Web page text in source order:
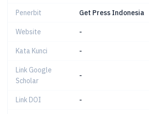
Penerbit Get Press Indonesia
Website -
Kata Kunci -
Link Google
Scholar
-
Link DOI -